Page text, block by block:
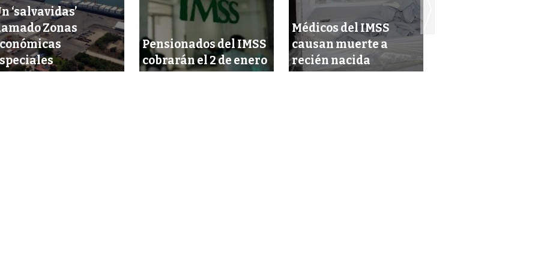
‘salvavidas’
Zonas
Pensionados del IMSS
cobrarán el 2 de enero
Médicos del IMSS
causan muerte a
recién nacida